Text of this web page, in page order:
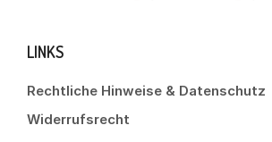
LINKS
Rechtliche Hinweise & Datenschutz
Widerrufsrecht